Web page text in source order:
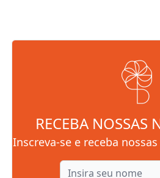
RECEBA NOSSAS
Inscreva-se e receba